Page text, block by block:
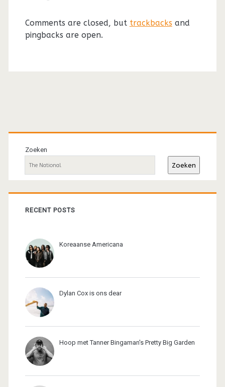
Comments are closed, but trackbacks and
pingbacks are open.
Primaire
sidebar
Zoeken
Zoeken
RECENT POSTS
Koreaanse Americana
Dylan Cox is ons dear
Hoop met Tanner Bingaman's Pretty Big Garden